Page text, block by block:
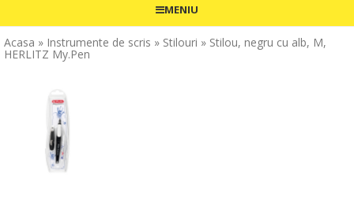
MENIU
Acasa » Instrumente de scris » Stilouri » Stilou, negru cu alb, M,
HERLITZ My.Pen